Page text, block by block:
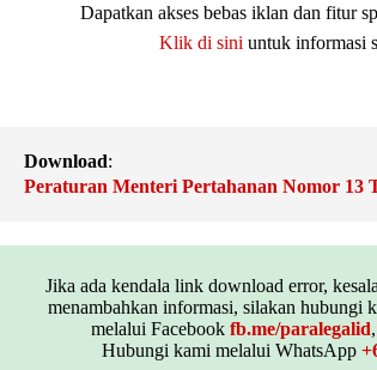
Dapatkan akses bebas iklan dan fitur
Klik di sini untuk informasi
Download:
Peraturan Menteri Pertahanan Nomor 13
Jika ada kendala link download error,
menambahkan informasi, silakan hubungi
melalui Facebook fb.me/paralegalid
Hubungi kami melalui WhatsApp